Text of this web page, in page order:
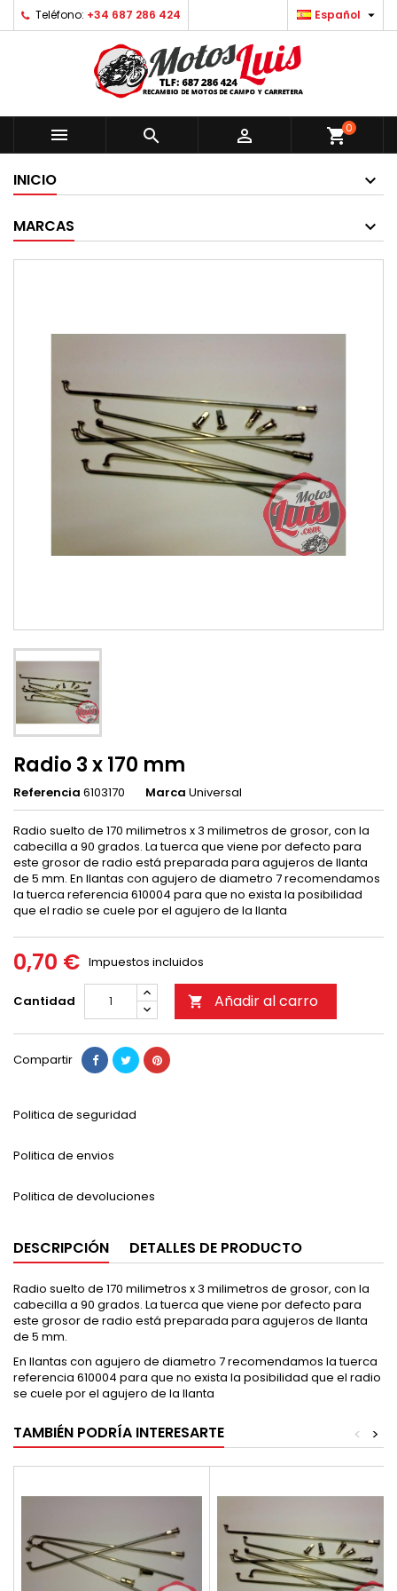
Teléfono: +34 687 286 424 Español 
   shopping_cart0
INICIO
MARCAS
Radio 3 x 170 mm
Referencia 6103170 Marca Universal
Radio suelto de 170 milimetros x 3 milimetros de grosor, con la
cabecilla a 90 grados. La tuerca que viene por defecto para
este grosor de radio está preparada para agujeros de llanta
de 5 mm. En llantas con agujero de diametro 7 recomendamos
la tuerca referencia 610004 para que no exista la posibilidad
que el radio se cuele por el agujero de la llanta
0,70 € Impuestos incluidos
Cantidad  Añadir al carro
Compartir
Politica de seguridad
Politica de envios
Politica de devoluciones
DESCRIPCIÓN DETALLES DE PRODUCTO
Radio suelto de 170 milimetros x 3 milimetros de grosor, con la
cabecilla a 90 grados. La tuerca que viene por defecto para
este grosor de radio está preparada para agujeros de llanta
de 5 mm.
En llantas con agujero de diametro 7 recomendamos la tuerca
referencia 610004 para que no exista la posibilidad que el radio
se cuele por el agujero de la llanta
TAMBIÉN PODRÍA INTERESARTE >
<